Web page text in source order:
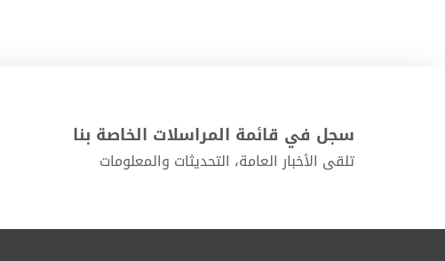
سجل في قائمة المراسلات الخاصة بنا
تلقى الأخبار العامة، التحديثات والمعلومات